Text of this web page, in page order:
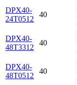
DPX40-
24T0512
40
DPX40-
48T3312
40
DPX40-
48T0512
40